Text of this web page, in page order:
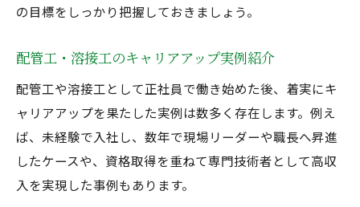
の目標をしっかり把握しておきましょう。
配管工・溶接工のキャリアアップ実例紹介
配管工や溶接工として正社員で働き始めた後、着実にキ
ャリアアップを果たした実例は数多く存在します。例え
ば、未経験で入社し、数年で現場リーダーや職長へ昇進
したケースや、資格取得を重ねて専門技術者として高収
入を実現した事例もあります。